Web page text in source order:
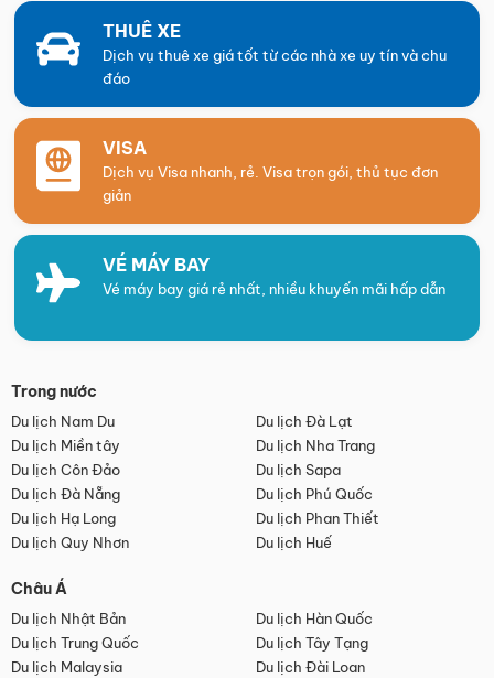
THUÊ XE
Dịch vụ thuê xe giá tốt từ các nhà xe uy tín và chu
đáo
VISA
Dịch vụ Visa nhanh, rẻ. Visa trọn gói, thủ tục đơn
giản
VÉ MÁY BAY
Vé máy bay giá rẻ nhất, nhiều khuyến mãi hấp dẫn
Trong nước
Du lịch Nam Du
Du lịch Đà Lạt
Du lịch Miền tây
Du lịch Nha Trang
Du lịch Côn Đảo
Du lịch Sapa
Du lịch Đà Nẵng
Du lịch Phú Quốc
Du lịch Hạ Long
Du lịch Phan Thiết
Du lịch Quy Nhơn
Du lịch Huế
Châu Á
Du lịch Nhật Bản
Du lịch Hàn Quốc
Du lịch Trung Quốc
Du lịch Tây Tạng
Du lịch Malaysia
Du lịch Đài Loan